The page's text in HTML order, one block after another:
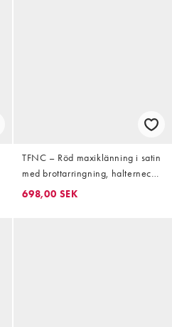
TFNC – Röd maxiklänning i satin
med brottarringning, halterneck
och rosettdetalj
698,00 SEK